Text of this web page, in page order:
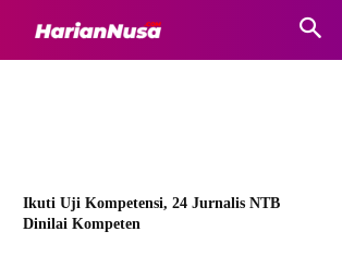
Ikuti Uji Kompetensi, 24 Jurnalis NTB
Dinilai Kompeten